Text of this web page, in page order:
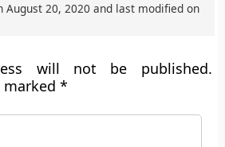
August 20, 2020 and last modified on
will not be published.
marked*